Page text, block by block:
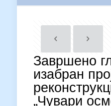
Завршено
изабран
„Чувари